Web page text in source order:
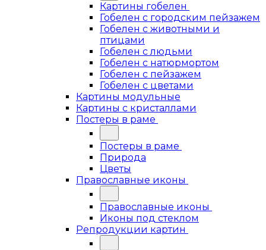
Картины гобелен
Гобелен с городским пейзажем
Гобелен с животными и
птицами
Гобелен с людьми
Гобелен с натюрмортом
Гобелен с пейзажем
Гобелен с цветами
Картины модульные
Картины с кристаллами
Постеры в раме
Постеры в раме
Природа
Цветы
Православные иконы
Православные иконы
Иконы под стеклом
Репродукции картин